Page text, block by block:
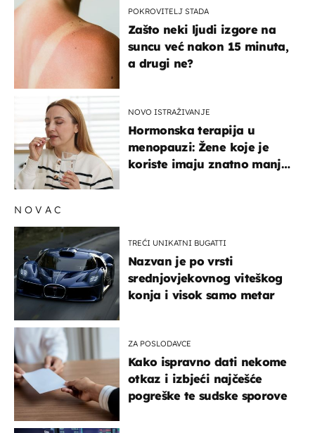
POKROVITELJ STADA
Zašto neki ljudi izgore na
suncu već nakon 15 minuta,
a drugi ne?
NOVO ISTRAŽIVANJE
Hormonska terapija u
menopauzi: Žene koje je
koriste imaju znatno manji
NOVAC
TREĆI UNIKATNI BUGATTI
Nazvan je po vrsti
srednjovjekovnog viteškog
konja i visok samo metar
ZA POSLODAVCE
Kako ispravno dati nekome
otkaz i izbjeći najčešće
pogreške te sudske sporove